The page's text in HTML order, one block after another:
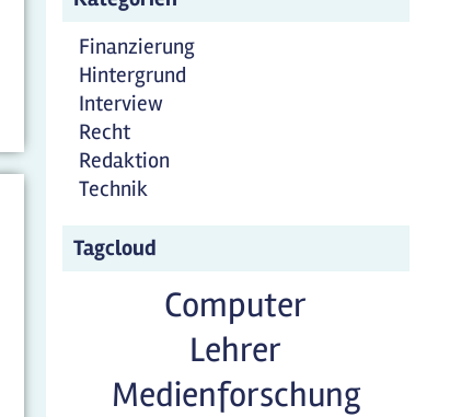
Finanzierung
Hintergrund
Interview
Recht
Redaktion
Technik
Tagcloud
Computer
Lehrer
Medienforschung